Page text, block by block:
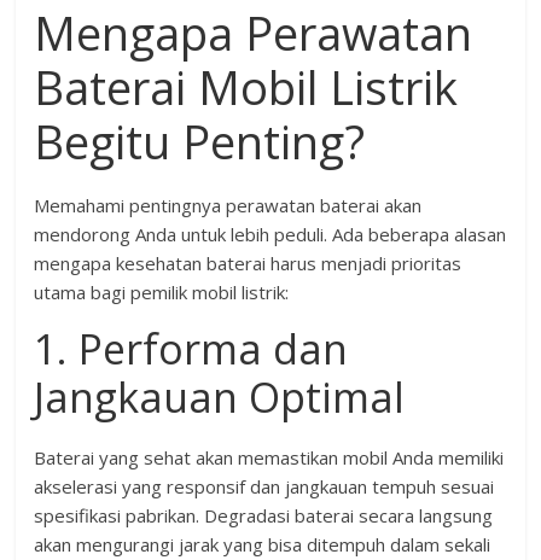
Mengapa Perawatan
Baterai Mobil Listrik
Begitu Penting?
Memahami pentingnya perawatan baterai akan
mendorong Anda untuk lebih peduli. Ada beberapa alasan
mengapa kesehatan baterai harus menjadi prioritas
utama bagi pemilik mobil listrik:
1. Performa dan
Jangkauan Optimal
Baterai yang sehat akan memastikan mobil Anda memiliki
akselerasi yang responsif dan jangkauan tempuh sesuai
spesifikasi pabrikan. Degradasi baterai secara langsung
akan mengurangi jarak yang bisa ditempuh dalam sekali